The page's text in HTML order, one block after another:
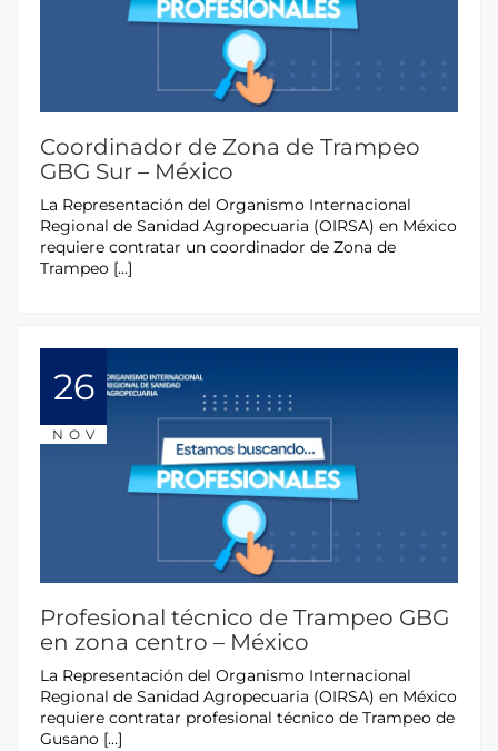
Coordinador de Zona de Trampeo
GBG Sur – México
La Representación del Organismo Internacional
Regional de Sanidad Agropecuaria (OIRSA) en México
requiere contratar un coordinador de Zona de
Trampeo […]
26
NOV
Profesional técnico de Trampeo GBG
en zona centro – México
La Representación del Organismo Internacional
Regional de Sanidad Agropecuaria (OIRSA) en México
requiere contratar profesional técnico de Trampeo de
Gusano […]